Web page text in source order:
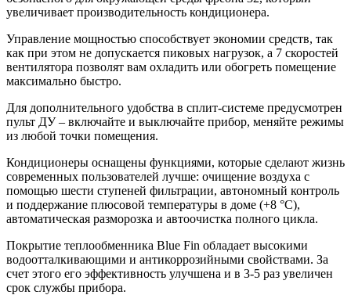
увеличивает производительность кондиционера.
Управление мощностью способствует экономии средств, так
как при этом не допускается пиковых нагрузок, а 7 скоростей
вентилятора позволят вам охладить или обогреть помещение
максимально быстро.
Для дополнительного удобства в сплит-системе предусмотрен
пульт ДУ – включайте и выключайте прибор, меняйте режимы
из любой точки помещения.
Кондиционеры оснащены функциями, которые сделают жизнь
современных пользователей лучше: очищение воздуха с
помощью шести ступеней фильтрации, автономный контроль
и поддержание плюсовой температуры в доме (+8 °С),
автоматическая разморозка и автоочистка полного цикла.
Покрытие теплообменника Blue Fin обладает высокими
водоотталкивающими и антикоррозийными свойствами. За
счет этого его эффективность улучшена и в 3-5 раз увеличен
срок службы прибора.